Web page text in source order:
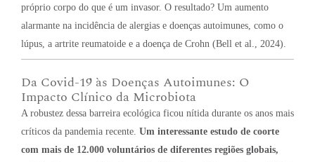
próprio corpo do que é um invasor. O resultado? Um aumento
alarmante na incidência de alergias e doenças autoimunes, como o
lúpus, a artrite reumatoide e a doença de Crohn (Bell et al., 2024).
Da Covid-19 às Doenças Autoimunes: O
Impacto Clínico da Microbiota
A robustez dessa barreira ecológica ficou nítida durante os anos mais
críticos da pandemia recente. Um interessante estudo de coorte
com mais de 12.000 voluntários de diferentes regiões globais,